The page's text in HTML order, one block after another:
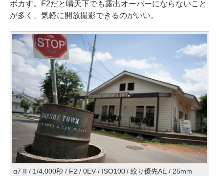
ボカす。F2だと晴天下でも露出オーバーにならないこと
が多く、気軽に開放撮影できるのがいい。
α7 II / 1/4,000秒 / F2 / 0EV / ISO100 / 絞り優先AE / 25mm